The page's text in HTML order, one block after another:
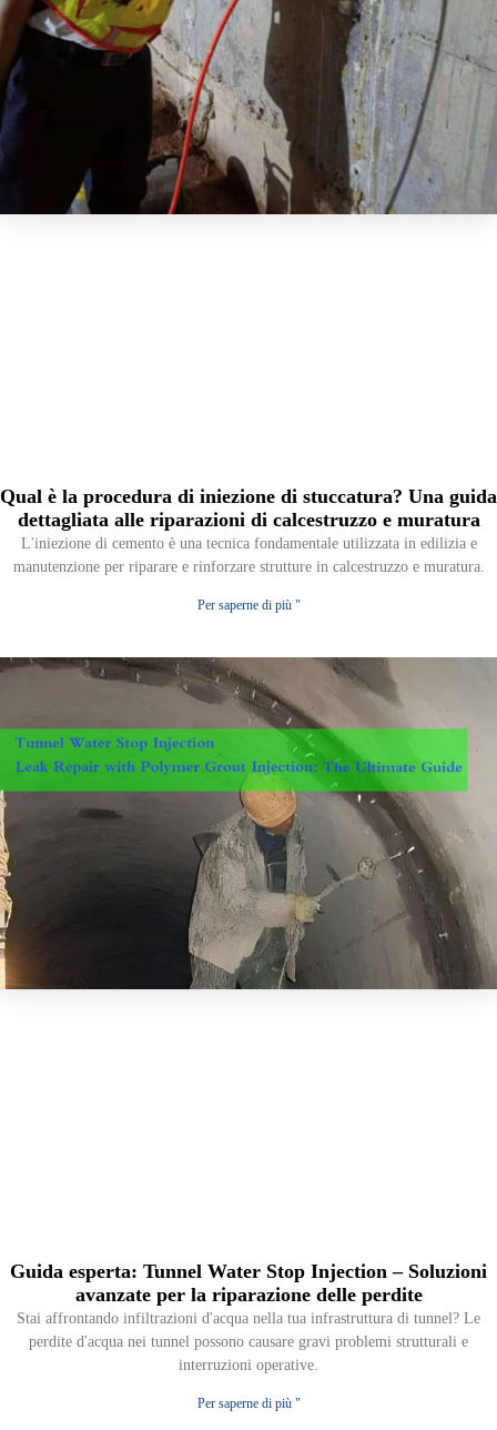
Qual è la procedura di iniezione di stuccatura? Una guida
dettagliata alle riparazioni di calcestruzzo e muratura
L'iniezione di cemento è una tecnica fondamentale utilizzata in edilizia e
manutenzione per riparare e rinforzare strutture in calcestruzzo e muratura.
Per saperne di più "
Guida esperta: Tunnel Water Stop Injection – Soluzioni
avanzate per la riparazione delle perdite
Stai affrontando infiltrazioni d'acqua nella tua infrastruttura di tunnel? Le
perdite d'acqua nei tunnel possono causare gravi problemi strutturali e
interruzioni operative.
Per saperne di più "